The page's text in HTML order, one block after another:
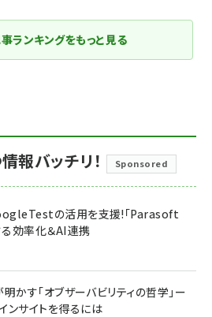
ランキングをもっと見る
報バッチリ！ Sponsored
の活用を支援!「Parasoft
効率化＆AI連携
かす「オブザーバビリティの哲学」ー
ンサイトを得るには